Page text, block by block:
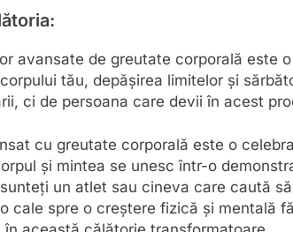
avansate de greutate corporală este
tău, depășirea limitelor și
ci de persoana care devii în acest
cu greutate corporală este o
și mintea se unesc într-o
un atlet sau cineva care caută
cale spre o creștere fizică și mentală